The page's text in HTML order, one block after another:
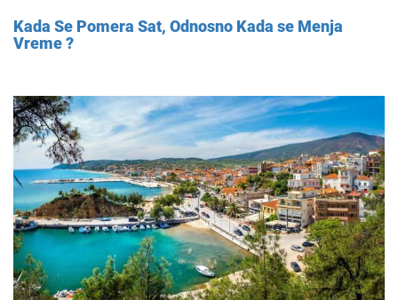
Kada Se Pomera Sat, Odnosno Kada se Menja
Vreme ?